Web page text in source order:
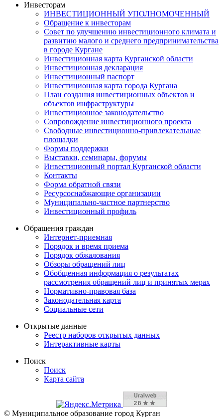
Инвесторам
ИНВЕСТИЦИОННЫЙ УПОЛНОМОЧЕННЫЙ
Обращение к инвесторам
Совет по улучшению инвестиционного климата и
развитию малого и среднего предпринимательства
в городе Кургане
Инвестиционная карта Курганской области
Инвестиционная декларация
Инвестиционный паспорт
Инвестиционная карта города Кургана
План создания инвестиционных объектов и
объектов инфраструктуры
Инвестиционное законодательство
Сопровождение инвестиционного проекта
Свободные инвестиционно-привлекательные
площадки
Формы поддержки
Выставки, семинары, форумы
Инвестиционный портал Курганской области
Контакты
Форма обратной связи
Ресурсоснабжающие организации
Муниципально-частное партнерство
Инвестиционный профиль
Обращения граждан
Интернет-приемная
Порядок и время приема
Порядок обжалования
Обзоры обращений лиц
Обобщенная информация о результатах
рассмотрения обращений лиц и принятых мерах
Нормативно-правовая база
Законодательная карта
Социальные сети
Открытые данные
Реестр наборов открытых данных
Интерактивные карты
Поиск
Поиск
Карта сайта
© Муниципальное образование город Курган